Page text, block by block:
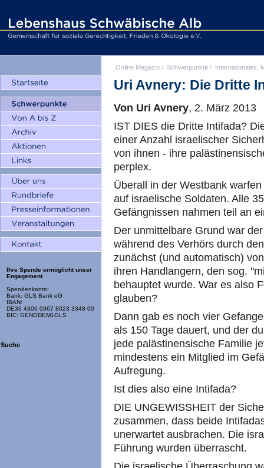
Ihre Spende ermöglicht unser
Engagement
Spendenkonto:
Bank: GLS Bank eG
IBAN:
DE36 4306 0967 8023 3348 00
BIC: GENODEM1GLS
Suche
Online Magazin / Schwerpunkte / Internationales,
Uri Avnery: Die Dritte
Von Uri Avnery, 2. März 2013
IST DIES die Dritte Intifada?
einer Anzahl israelischer
von ihnen - ihre
perplex.
Überall in der Westbank
auf israelische Soldaten. Alle
Gefängnissen nahmen teil an
Der unmittelbare Grund war
während des Verhörs durch
zunächst (und automatisch)
ihren Handlangern, den sog.
behauptet wurde. War es also
glauben?
Dann gab es noch vier
als 150 Tage dauert, und der
jede palästinensische Familie
mindestens ein Mitglied im
Aufregung.
Ist dies also eine Intifada?
DIE UNGEWISSHEIT der
zusammen, dass beide
unerwartet ausbrachen. Die
Führung wurden überrascht.